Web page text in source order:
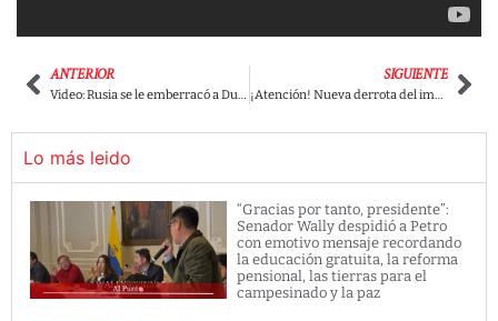
ANTERIOR
Video: Rusia se le emberracó a Duque en la ONU por el proceso de paz
SIGUIENTE
¡Atención! Nueva derrota del imputado Álvaro Uribe en la Corte Constitucional.
Lo más leido
“Gracias por tanto, presidente”:
Senador Wally despidió a Petro
con emotivo mensaje recordando
la educación gratuita, la reforma
pensional, las tierras para el
campesinado y la paz